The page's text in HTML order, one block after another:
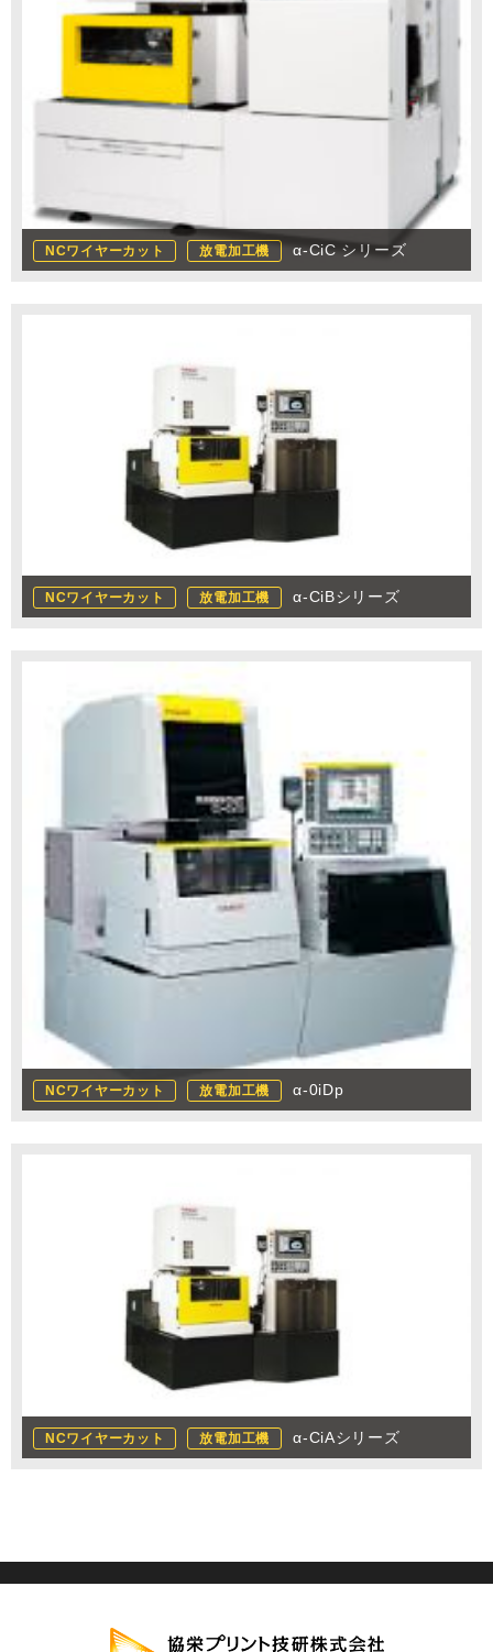
NCワイヤーカット 放電加工機 α-CiC シリーズ
NCワイヤーカット 放電加工機 α-CiBシリーズ
NCワイヤーカット 放電加工機 α-0iDp
NCワイヤーカット 放電加工機 α-CiAシリーズ